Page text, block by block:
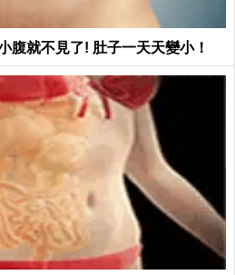
腹就不見了! 肚子一天天變小！